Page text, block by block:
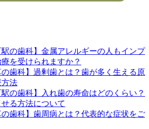
駅の歯科】金属アレルギーの人もインプ
を受けられますか？
の歯科】過剰歯とは？歯が多く生える原
方法
駅の歯科】入れ歯の寿命はどのくらい？
る方法について
の歯科】歯周病とは？代表的な症状をご